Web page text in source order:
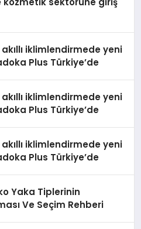
akıllı iklimlendirmede yeni
Plus Türkiye’de
akıllı iklimlendirmede yeni
Plus Türkiye’de
akıllı iklimlendirmede yeni
Plus Türkiye’de
Yaka Tiplerinin
Ve Seçim Rehberi